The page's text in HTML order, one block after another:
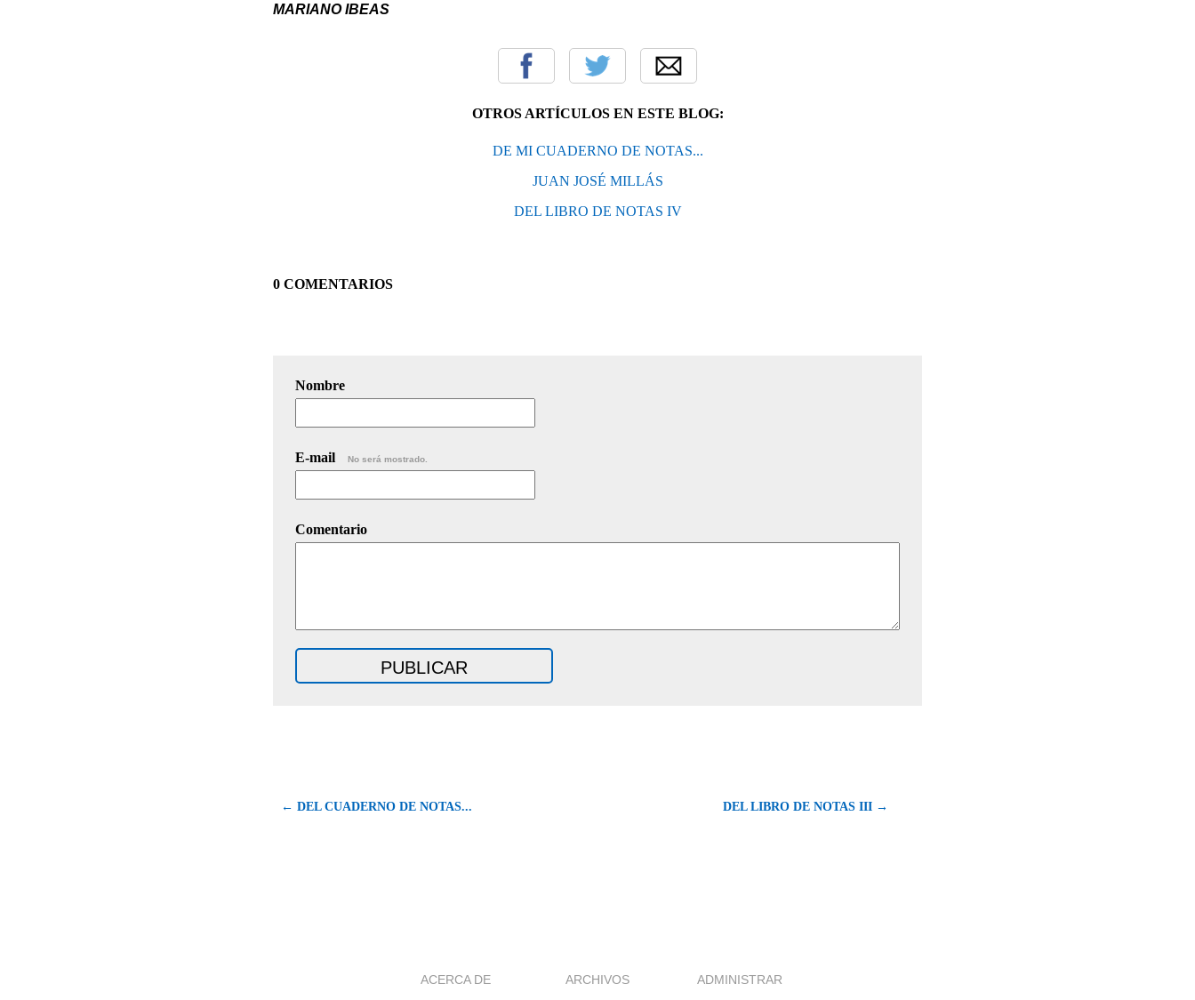
MARIANO IBEAS
OTROS ARTÍCULOS EN ESTE BLOG:
DE MI CUADERNO DE NOTAS...
JUAN JOSÉ MILLÁS
DEL LIBRO DE NOTAS IV
0 COMENTARIOS
Nombre
E-mail No será mostrado.
Comentario
← DEL CUADERNO DE NOTAS... DEL LIBRO DE NOTAS III →
ACERCA DE ARCHIVOS ADMINISTRAR